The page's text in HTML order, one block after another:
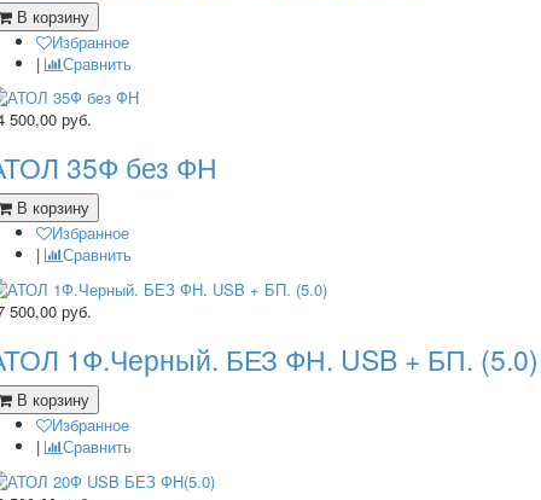
В корзину
Избранное
|
Сравнить
500,00 руб.
35Ф без ФН
В корзину
Избранное
|
Сравнить
500,00 руб.
1Ф.Черный. БЕЗ ФН. USB + БП. (5.0)
В корзину
Избранное
|
Сравнить